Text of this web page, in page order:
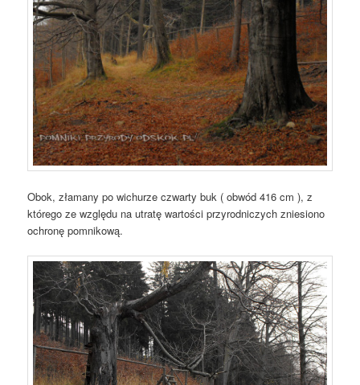
Obok, złamany po wichurze czwarty buk ( obwód 416 cm ), z
którego ze względu na utratę wartości przyrodniczych zniesiono
ochronę pomnikową.